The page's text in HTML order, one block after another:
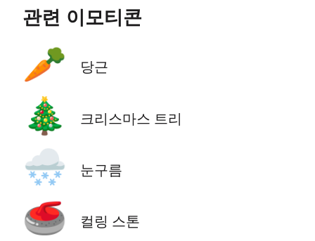
관련 이모티콘
🥕 당근
🎄 크리스마스 트리
🌨️ 눈구름
🥌 컬링 스톤